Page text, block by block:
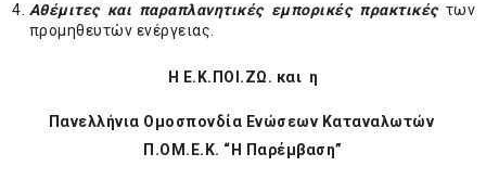
Αθέμιτες και παραπλανητικές εμπορικές πρακτικέςτων
προμηθευτών ενέργειας.
Η Ε.Κ.ΠΟΙ.ΖΩ. και η
Πανελλήνια Ομοσπονδία Ενώσεων Καταναλωτών
Π.ΟΜ.Ε.Κ. “Η Παρέμβαση”